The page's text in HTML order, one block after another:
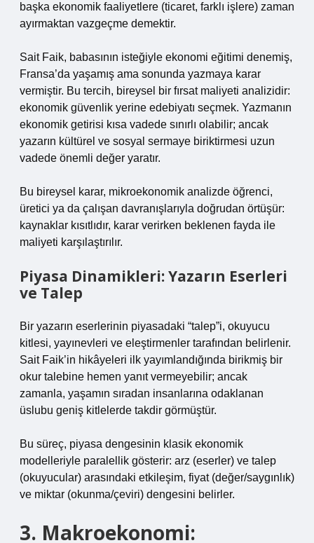
başka ekonomik faaliyetlere (ticaret, farklı işlere) zaman
ayırmaktan vazgeçme demektir.
Sait Faik, babasının isteğiyle ekonomi eğitimi denemiş,
Fransa’da yaşamış ama sonunda yazmaya karar
vermiştir. Bu tercih, bireysel bir fırsat maliyeti analizidir:
ekonomik güvenlik yerine edebiyatı seçmek. Yazmanın
ekonomik getirisi kısa vadede sınırlı olabilir; ancak
yazarın kültürel ve sosyal sermaye biriktirmesi uzun
vadede önemli değer yaratır.
Bu bireysel karar, mikroekonomik analizde öğrenci,
üretici ya da çalışan davranışlarıyla doğrudan örtüşür:
kaynaklar kısıtlıdır, karar verirken beklenen fayda ile
maliyeti karşılaştırılır.
Piyasa Dinamikleri: Yazarın Eserleri
ve Talep
Bir yazarın eserlerinin piyasadaki “talep”i, okuyucu
kitlesi, yayınevleri ve eleştirmenler tarafından belirlenir.
Sait Faik’in hikâyeleri ilk yayımlandığında birikmiş bir
okur talebine hemen yanıt vermeyebilir; ancak
zamanla, yaşamın sıradan insanlarına odaklanan
üslubu geniş kitlelerde takdir görmüştür.
Bu süreç, piyasa dengesinin klasik ekonomik
modelleriyle paralellik gösterir: arz (eserler) ve talep
(okuyucular) arasındaki etkileşim, fiyat (değer/saygınlık)
ve miktar (okunma/çeviri) dengesini belirler.
3. Makroekonomi: